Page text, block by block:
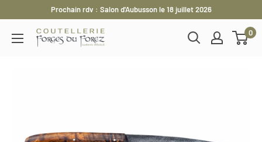
contenu
Prochain rdv : Salon d'Aubusson le 18 juillet 2026
Les
0